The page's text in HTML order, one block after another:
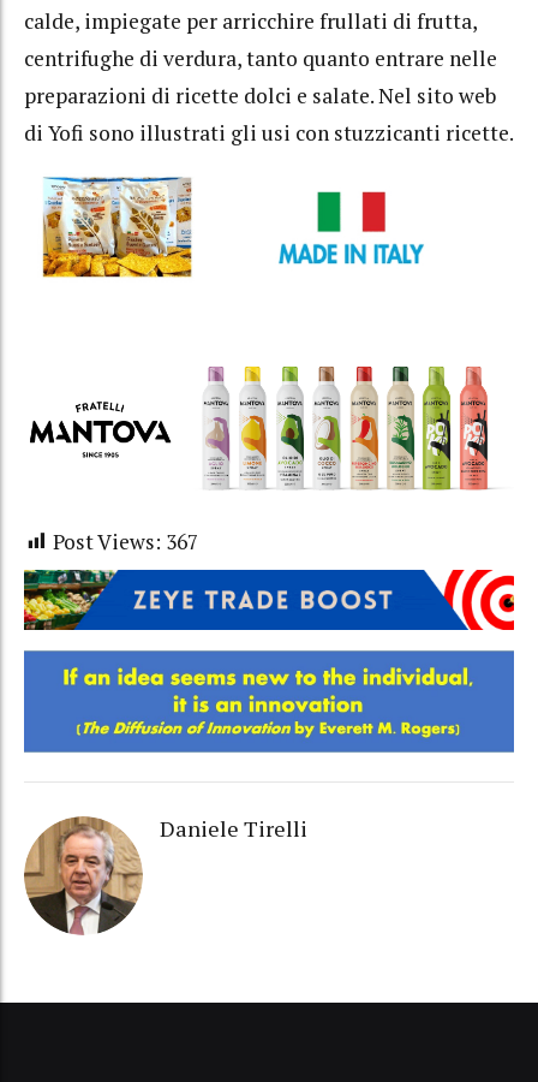
calde, impiegate per arricchire frullati di frutta,
centrifughe di verdura, tanto quanto entrare nelle
preparazioni di ricette dolci e salate. Nel sito web
di Yofi sono illustrati gli usi con stuzzicanti ricette.
Post Views: 367
Daniele Tirelli